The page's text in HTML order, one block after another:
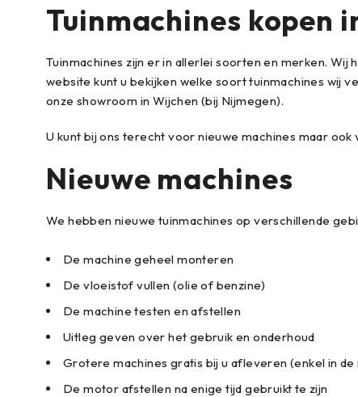
Tuinmachines kopen
Tuinmachines zijn er in allerlei soorten en merken.
website kunt u bekijken welke soort tuinmachines wij
onze showroom in Wijchen (bij Nijmegen).
U kunt bij ons terecht voor nieuwe machines maar
Nieuwe machines
We hebben nieuwe tuinmachines op verschillende
De machine geheel monteren
De vloeistof vullen (olie of benzine)
De machine testen en afstellen
Uitleg geven over het gebruik en onderhoud
Grotere machines gratis bij u afleveren (enkel in de
De motor afstellen na enige tijd gebruikt te zijn